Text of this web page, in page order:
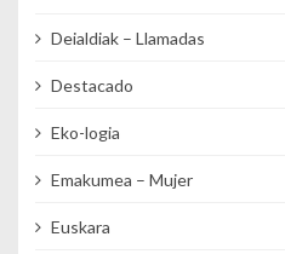
Deialdiak – Llamadas
Destacado
Eko-logia
Emakumea – Mujer
Euskara